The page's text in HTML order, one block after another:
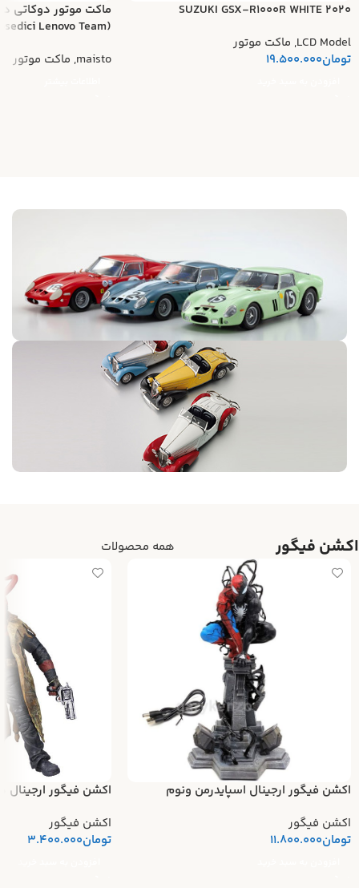
SUZUKI GSX-R1000R WHITE 2020
LCD Model
, ماکت موتور
تومان19.500.000
ماکت موتور دوکاتی
(Ducati Desmosedici Lenovo Team)
maisto
, ماکت موتور
اکشن فیگور همه محصولات
اکشن فیگور ارجینال اسپایدرمن ونوم
اکشن فیگور
تومان11.800.000
اکشن فیگور
اکشن فیگور
تومان3.400.000